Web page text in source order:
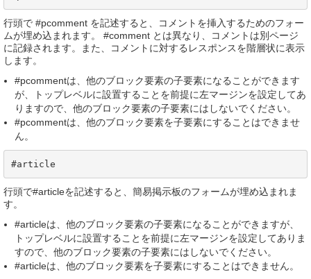
行頭で #pcomment を記述すると、コメントを挿入するためのフォー
ムが埋め込まれます。 #comment とは異なり、コメントは別ページ
に記録されます。また、コメントに対するレスポンスを階層状に表示
します。
#pcommentは、他のブロック要素の子要素になることができます
が、トップレベルに設置することを前提に左マージンを設定してあ
りますので、他のブロック要素の子要素にはしないでください。
#pcommentは、他のブロック要素を子要素にすることはできませ
ん。
#article
行頭で#articleを記述すると、簡易掲示板のフォームが埋め込まれま
す。
#articleは、他のブロック要素の子要素になることができますが、
トップレベルに設置することを前提に左マージンを設定してありま
すので、他のブロック要素の子要素にはしないでください。
#articleは、他のブロック要素を子要素にすることはできません。